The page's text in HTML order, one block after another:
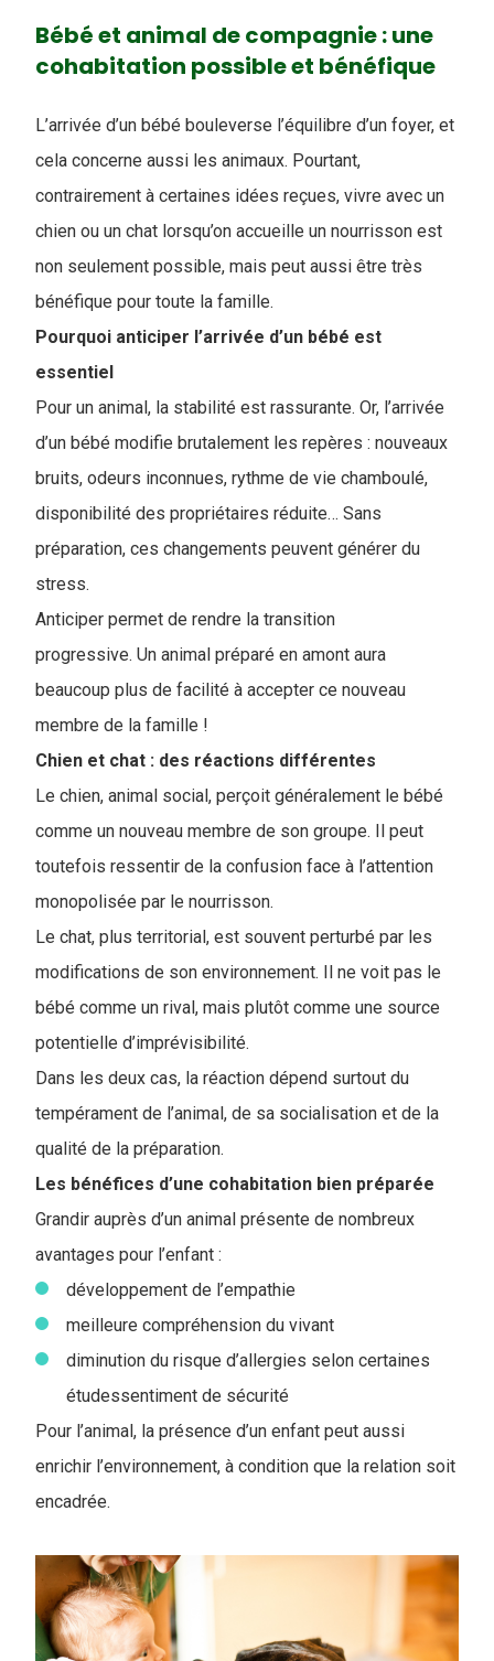
Bébé et animal de compagnie : une
cohabitation possible et bénéfique
L’arrivée d’un bébé bouleverse l’équilibre d’un foyer, et
cela concerne aussi les animaux. Pourtant,
contrairement à certaines idées reçues, vivre avec un
chien ou un chat lorsqu’on accueille un nourrisson est
non seulement possible, mais peut aussi être très
bénéfique pour toute la famille.
Pourquoi anticiper l’arrivée d’un bébé est
essentiel
Pour un animal, la stabilité est rassurante. Or, l’arrivée
d’un bébé modifie brutalement les repères : nouveaux
bruits, odeurs inconnues, rythme de vie chamboulé,
disponibilité des propriétaires réduite… Sans
préparation, ces changements peuvent générer du
stress.
Anticiper permet de rendre la transition
progressive. Un animal préparé en amont aura
beaucoup plus de facilité à accepter ce nouveau
membre de la famille !
Chien et chat : des réactions différentes
Le chien, animal social, perçoit généralement le bébé
comme un nouveau membre de son groupe. Il peut
toutefois ressentir de la confusion face à l’attention
monopolisée par le nourrisson.
Le chat, plus territorial, est souvent perturbé par les
modifications de son environnement. Il ne voit pas le
bébé comme un rival, mais plutôt comme une source
potentielle d’imprévisibilité.
Dans les deux cas, la réaction dépend surtout du
tempérament de l’animal, de sa socialisation et de la
qualité de la préparation.
Les bénéfices d’une cohabitation bien préparée
Grandir auprès d’un animal présente de nombreux
avantages pour l’enfant :
développement de l’empathie
meilleure compréhension du vivant
diminution du risque d’allergies selon certaines
étudessentiment de sécurité
Pour l’animal, la présence d’un enfant peut aussi
enrichir l’environnement, à condition que la relation soit
encadrée.